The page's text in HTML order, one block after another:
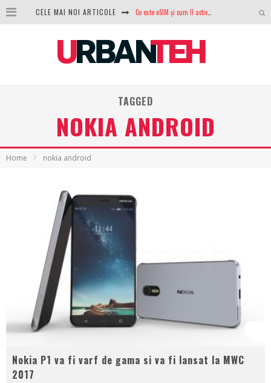
CELE MAI NOI ARTICOLE 100 GB de internet mobil gratuit de la Orange. Fără contract, fără acte și fără obligații
NVIDIA avertizează: memoria RAM și SSD-urile ar putea deveni și mai scumpe în perioada următoare
TAGGED
NOKIA ANDROID
Home nokia android
Nokia P1 va fi varf de gama si va fi lansat la MWC
2017